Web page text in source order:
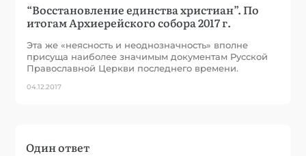
“Восстановление единства христиан”. По
итогам Архиерейского собора 2017 г.
Эта же «неясность и неоднозначность» вполне
присуща наиболее значимым документам Русской
Православной Церкви последнего времени.
04.12.2017
Один ответ